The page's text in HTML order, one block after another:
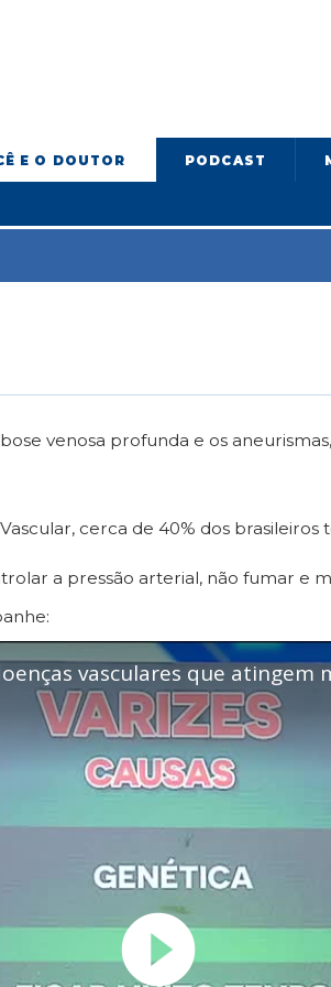
E O DOUTOR PODCAST
venosa profunda e os
cerca de 40% dos
a pressão arterial, não fumar e